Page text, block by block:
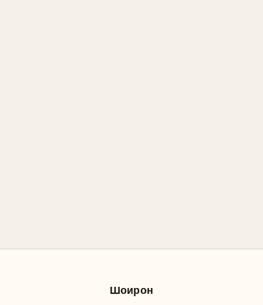
Шоирон